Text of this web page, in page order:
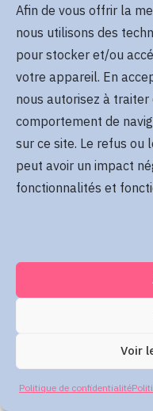
Afin de vous offrir la
nous utilisons des
pour stocker et/ou
votre appareil. En
nous autorisez à
comportement de
sur ce site. Le refus
peut avoir un impact
fonctionnalités et
Voir
Politique de confidentialité
Se rappeler de
Mot
Me